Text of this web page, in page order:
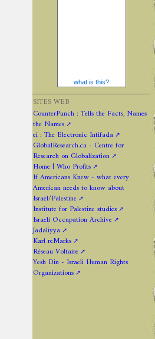
what is this?
SITES WEB
CounterPunch : Tells the Facts, Names
the Names
ei : The Electronic Intifada
GlobalResearch.ca - Centre for
Research on Globalization
Home | Who Profits
If Americans Knew - what every
American needs to know about
Israel/Palestine
Institute for Palestine studies
Israeli Occupation Archive
Jadaliyya
Karl reMarks
Réseau Voltaire
Yesh Din - Israeli Human Rights
Organizations